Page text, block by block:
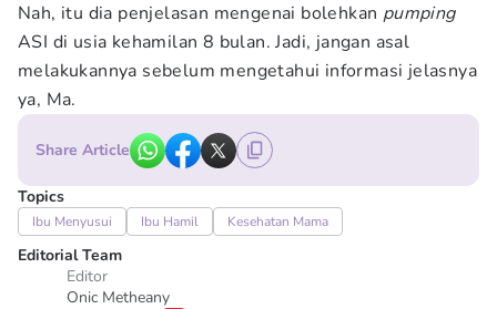
Nah, itu dia penjelasan mengenai bolehkan pumping
ASI di usia kehamilan 8 bulan. Jadi, jangan asal
melakukannya sebelum mengetahui informasi jelasnya
ya, Ma.
Share Article
Topics
Ibu Menyusui Ibu Hamil Kesehatan Mama
Editorial Team
Editor
Onic Metheany